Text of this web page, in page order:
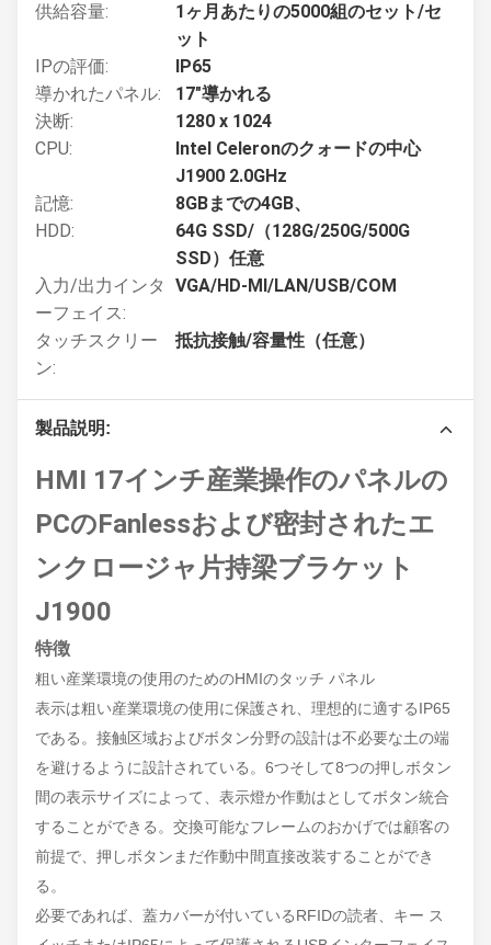
供給容量:
1ヶ月あたりの5000組のセット/セ
ット
IPの評価:
IP65
導かれたパネル:
17"導かれる
決断:
1280 x 1024
CPU:
Intel Celeronのクォードの中心
J1900 2.0GHz
記憶:
8GBまでの4GB、
HDD:
64G SSD/（128G/250G/500G
SSD）任意
入力/出力インタ
ーフェイス:
VGA/HD-MI/LAN/USB/COM
タッチスクリー
ン:
抵抗接触/容量性（任意）
製品説明:
HMI 17インチ産業操作のパネルの
PCのFanlessおよび密封されたエ
ンクロージャ片持梁ブラケット
J1900
特徴
粗い産業環境の使用のためのHMIのタッチ パネル
表示は粗い産業環境の使用に保護され、理想的に適するIP65
である。接触区域およびボタン分野の設計は不必要な土の端
を避けるように設計されている。6つそして8つの押しボタン
間の表示サイズによって、表示燈か作動はとしてボタン統合
することができる。交換可能なフレームのおかげでは顧客の
前提で、押しボタンまだ作動中間直接改装することができ
る。
必要であれば、蓋カバーが付いているRFIDの読者、キー ス